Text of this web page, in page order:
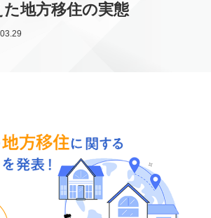
地方移住の実態